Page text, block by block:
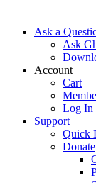
Ask a
Ask
Account
Cart
Log In
Support
Quick
Donate